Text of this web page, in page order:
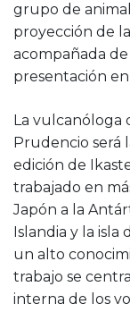
grupo de
proyección de
acompañada
presentación
La vulcanóloga
Prudencio será
edición de
trabajado en
Japón a la
Islandia y la
un alto
trabajo se
interna de los